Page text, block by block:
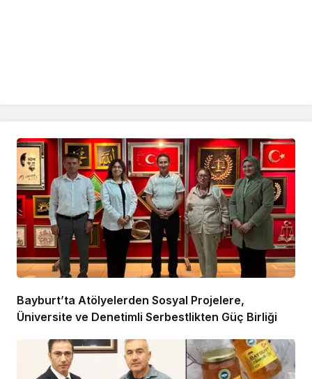
Bayburt’ta Atölyelerden Sosyal Projelere,
Üniversite ve Denetimli Serbestlikten Güç Birliği